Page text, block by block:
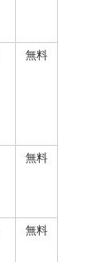
無料
無料
無料